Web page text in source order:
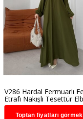
V286 Hardal Fermuarlı
Etrafı Nakışlı Tesettür
Toptan fiyatları